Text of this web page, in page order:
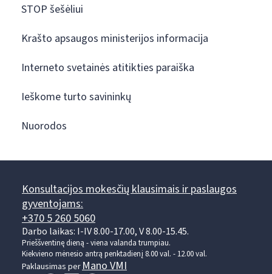
STOP šešėliui
Krašto apsaugos ministerijos informacija
Interneto svetainės atitikties paraiška
Ieškome turto savininkų
Nuorodos
Konsultacijos mokesčių klausimais ir paslaugos
gyventojams:
+370 5 260 5060
Darbo laikas: I-IV 8.00-17.00, V 8.00-15.45.
Prieššventinę dieną - viena valanda trumpiau.
Kiekvieno mėnesio antrą penktadienį 8.00 val. - 12.00 val.
Paklausimas perMano VMI